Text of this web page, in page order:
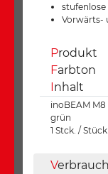
Vorwärts-
Produkt
Farbton
Inhalt
inoBEAM M8
grün
1 Stck. / Stück
Verbrauch